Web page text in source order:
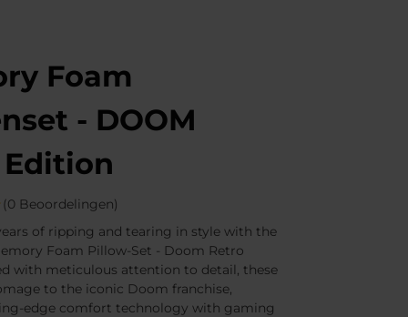
Foam
- DOOM
(0 Beoordelingen)
of ripping and tearing in style with the
Foam Pillow-Set - Doom Retro
with meticulous attention to detail, these
to the iconic Doom franchise,
edge comfort technology with gaming